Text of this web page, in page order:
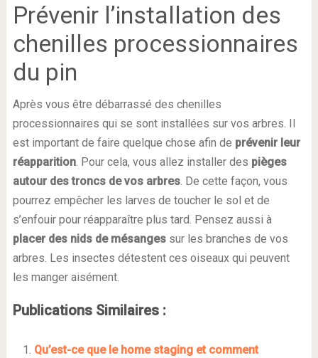
Prévenir l’installation des
chenilles processionnaires
du pin
Après vous être débarrassé des chenilles
processionnaires qui se sont installées sur vos arbres. Il
est important de faire quelque chose afin de prévenir leur
réapparition. Pour cela, vous allez installer des pièges
autour des troncs de vos arbres. De cette façon, vous
pourrez empêcher les larves de toucher le sol et de
s’enfouir pour réapparaître plus tard. Pensez aussi à
placer des nids de mésangessur les branches de vos
arbres. Les insectes détestent ces oiseaux qui peuvent
les manger aisément.
Publications Similaires :
Qu’est-ce que le home staging et comment